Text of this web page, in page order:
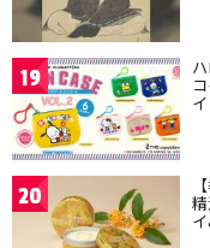
19
20